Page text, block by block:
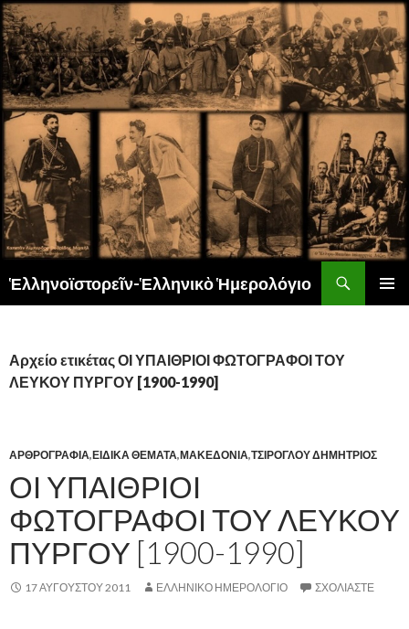
Ἑλληνοϊστορεῖν-Ἑλληνικὸ Ἡμερολόγιο
Αρχείο ετικέτας ΟΙ ΥΠΑΙΘΡΙΟΙ ΦΩΤΟΓΡΑΦΟΙ ΤΟΥ
ΛΕΥΚΟΥ ΠΥΡΓΟΥ [1900-1990]
ΑΡΘΡΟΓΡΑΦΙΑ,ΕΙΔΙΚΑ ΘΕΜΑΤΑ,ΜΑΚΕΔΟΝΙΑ,ΤΣΙΡΟΓΛΟΥ ΔΗΜΗΤΡΙΟΣ
ΟΙ ΥΠΑΙΘΡΙΟΙ
ΦΩΤΟΓΡΑΦΟΙ ΤΟΥ ΛΕΥΚΟΥ
ΠΥΡΓΟΥ [1900-1990]
17 ΑΥΓΟΎΣΤΟΥ 2011 ΕΛΛΗΝΙΚΟ ΗΜΕΡΟΛΟΓΙΟ ΣΧΟΛΙΆΣΤΕ